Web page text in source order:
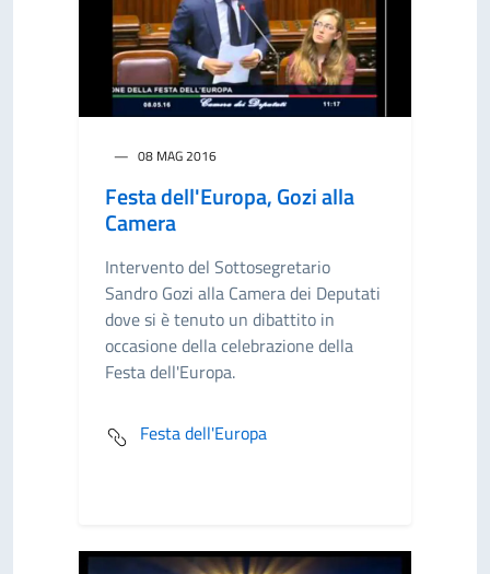
08 MAG 2016
Festa dell'Europa, Gozi alla
Camera
Intervento del Sottosegretario
Sandro Gozi alla Camera dei Deputati
dove si è tenuto un dibattito in
occasione della celebrazione della
Festa dell'Europa.
Festa dell'Europa